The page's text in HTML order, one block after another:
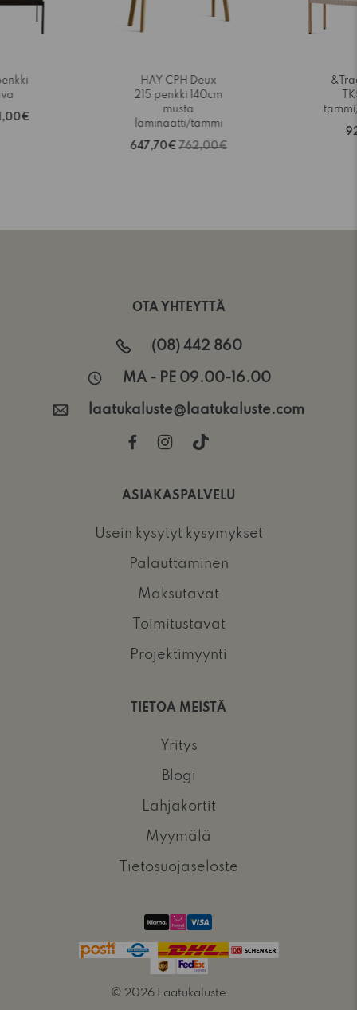
HAY CPH Deux
215 penkki 140cm
musta
laminaatti/tammi
647,70€ 762,00€
OTA YHTEYTTÄ
(08) 442 860
MA - PE 09.00-16.00
laatukaluste@laatukaluste.com
ASIAKASPALVELU
Usein kysytyt kysymykset
Palauttaminen
Maksutavat
Toimitustavat
Projektimyynti
TIETOA MEISTÄ
Yritys
Blogi
Lahjakortit
Myymälä
Tietosuojaseloste
© 2026 Laatukaluste